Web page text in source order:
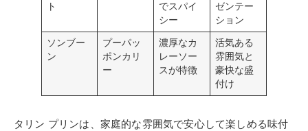
ト
でスパイ
シー
ゼンテー
ション
ソンブー
ン
プーパッ
ポンカリ
ー
濃厚なカ
レーソー
スが特徴
活気ある
雰囲気と
豪快な盛
付け
タリン プリンは、家庭的な雰囲気で安心して楽しめる味付